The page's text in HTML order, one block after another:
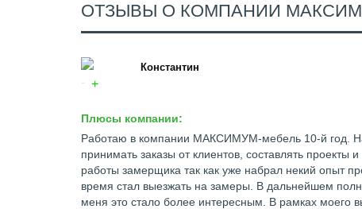
ОТЗЫВЫ О КОМПАНИИ
Константин
Плюсы компании:
Работаю в компании МАКСИМУМ-мебель 10-й год.
принимать заказы от клиентов, составлять проекты
работы замерщика так как уже набрал некий опыт
время стал выезжать на замеры. В дальнейшем
меня это стало более интересным. В рамках моего